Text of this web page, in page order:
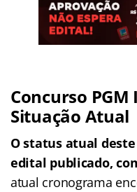
Concurso PGM
Situação Atual
O status atual
edital publicado,
atual cronograma